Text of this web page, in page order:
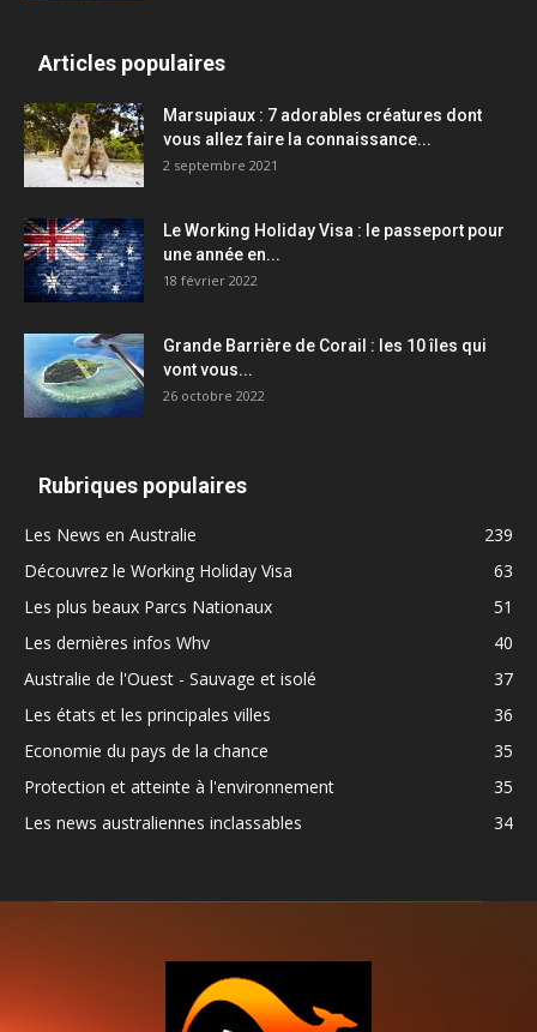
Articles populaires
Marsupiaux : 7 adorables créatures dont
vous allez faire la connaissance...
2 septembre 2021
Le Working Holiday Visa : le passeport pour
une année en...
18 février 2022
Grande Barrière de Corail : les 10 îles qui
vont vous...
26 octobre 2022
Rubriques populaires
Les News en Australie
239
Découvrez le Working Holiday Visa
63
Les plus beaux Parcs Nationaux
51
Les dernières infos Whv
40
Australie de l'Ouest - Sauvage et isolé
37
Les états et les principales villes
36
Economie du pays de la chance
35
Protection et atteinte à l'environnement
35
Les news australiennes inclassables
34